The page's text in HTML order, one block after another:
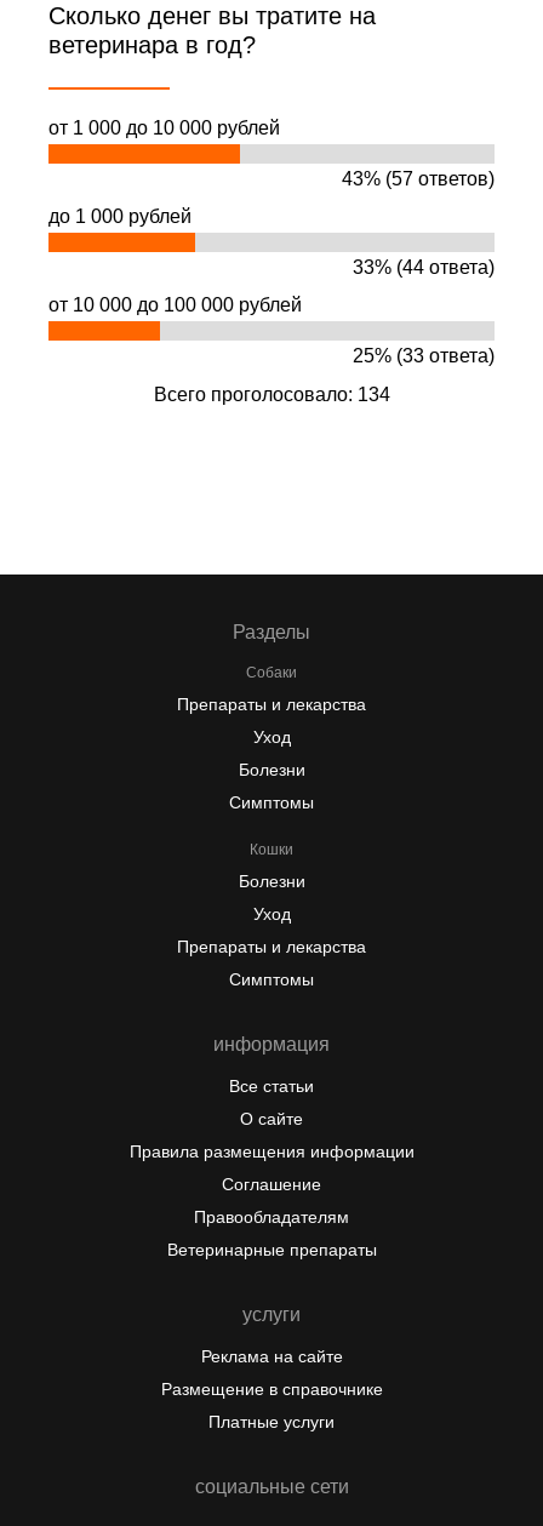
Сколько денег вы тратите на
ветеринара в год?
от 1 000 до 10 000 рублей
43% (57 ответов)
до 1 000 рублей
33% (44 ответа)
от 10 000 до 100 000 рублей
25% (33 ответа)
Всего проголосовало: 134
социальные сети
Разделы
Собаки
Препараты и лекарства
Уход
Болезни
Симптомы
Кошки
Болезни
Уход
Препараты и лекарства
Симптомы
информация
Все статьи
О сайте
Правила размещения информации
Соглашение
Правообладателям
Ветеринарные препараты
услуги
Реклама на сайте
Размещение в справочнике
Платные услуги